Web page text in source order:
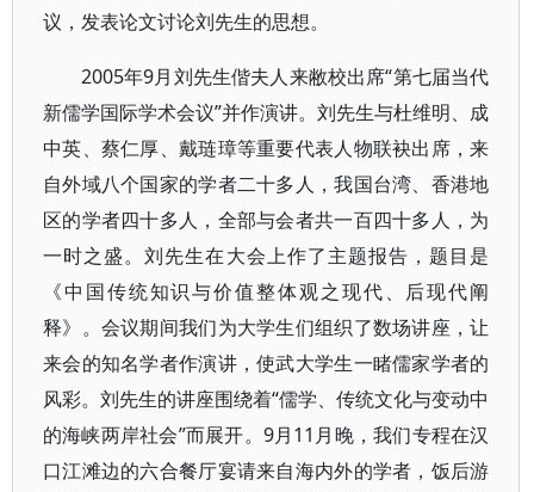
议，发表论文讨论刘先生的思想。
2005年9月刘先生偕夫人来敝校出席“第七届当代
新儒学国际学术会议”并作演讲。刘先生与杜维明、成
中英、蔡仁厚、戴琏璋等重要代表人物联袂出席，来
自外域八个国家的学者二十多人，我国台湾、香港地
区的学者四十多人，全部与会者共一百四十多人，为
一时之盛。刘先生在大会上作了主题报告，题目是
《中国传统知识与价值整体观之现代、后现代阐
释》。会议期间我们为大学生们组织了数场讲座，让
来会的知名学者作演讲，使武大学生一睹儒家学者的
风彩。刘先生的讲座围绕着“儒学、传统文化与变动中
的海峡两岸社会”而展开。9月11月晚，我们专程在汉
口江滩边的六合餐厅宴请来自海内外的学者，饭后游